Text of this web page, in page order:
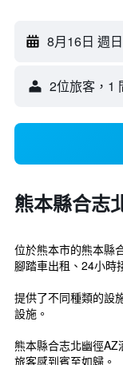
8月16日 週日
2位旅客，1
熊本縣合志
位於熊本市的熊本縣
腳踏車出租、24小時
提供了不同種類的設
設施。
熊本縣合志北幽徑
旅客感到賓至如歸。